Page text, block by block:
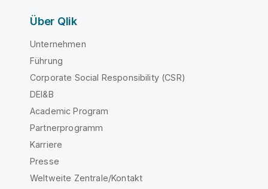
Über Qlik
Unternehmen
Führung
Corporate Social Responsibility (CSR)
DEI&B
Academic Program
Partnerprogramm
Karriere
Presse
Weltweite Zentrale/Kontakt